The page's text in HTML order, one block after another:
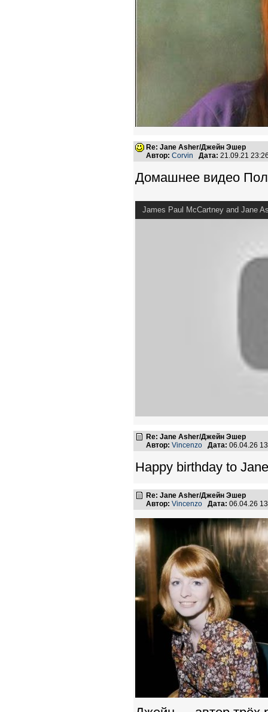
Re: Jane Asher/Джейн Эшер
Автор: Corvin Дата: 21.09.21
Домашнее видео
James Paul McCartney and Jane
Re: Jane Asher/Джейн Эшер
Автор: Vincenzo Дата: 06.04.26
Happy birthday to
Re: Jane Asher/Джейн Эшер
Автор: Vincenzo Дата: 06.04.26